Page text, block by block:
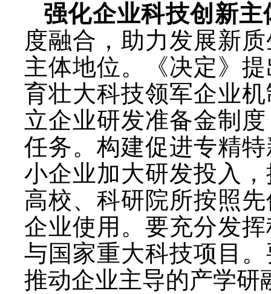
强化企业科技创新主
度融合，助力发展新
主体地位。《决定》
育壮大科技领军企业
立企业研发准备金制
任务。构建促进专精
小企业加大研发投入
高校、科研院所按照
企业使用。要充分发
与国家重大科技项目
推动企业主导的产学研